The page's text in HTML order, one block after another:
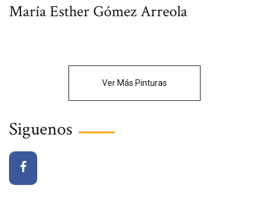
María Esther Gómez Arreola
Ver Más Pinturas
Siguenos